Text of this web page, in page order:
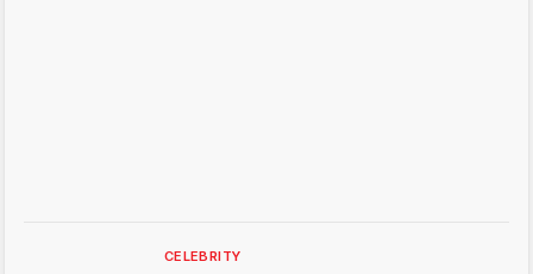
CELEBRITY